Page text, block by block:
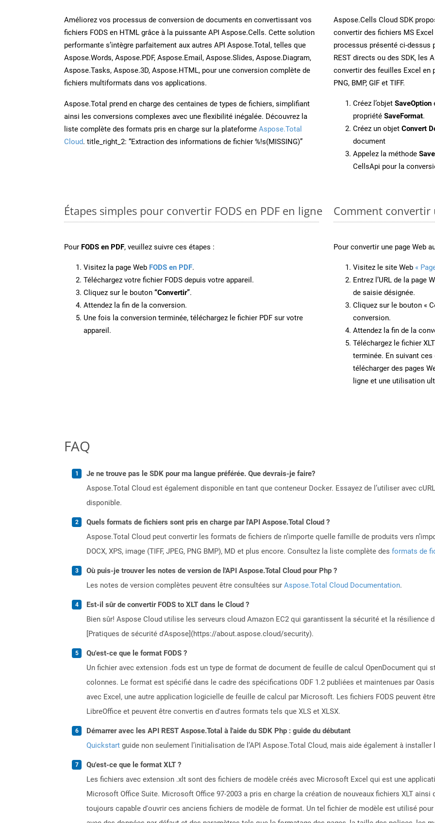
Améliorez vos processus de conversion de documents en convertissant vos
fichiers FODS en HTML grâce à la puissante API Aspose.Cells. Cette solution
performante s’intègre parfaitement aux autres API Aspose.Total, telles que
Aspose.Words, Aspose.PDF, Aspose.Email, Aspose.Slides, Aspose.Diagram,
Aspose.Tasks, Aspose.3D, Aspose.HTML, pour une conversion complète de
fichiers multiformats dans vos applications.
Aspose.Total prend en charge des centaines de types de fichiers, simplifiant
ainsi les conversions complexes avec une flexibilité inégalée. Découvrez la
liste complète des formats pris en charge sur la plateforme Aspose.Total
Cloud. title_right_2: “Extraction des informations de fichier %!s(MISSING)”
Aspose.Cells Cloud SDK
convertir des fichiers MS
processus présenté ci-dessus
REST directs ou des SDK, les
convertir des feuilles Excel en
PNG, BMP, GIF et TIFF.
Créez l’objet SaveOption
propriété SaveFormat.
Créez un objet Convert
document
Appelez la méthode
CellsApi pour la
Étapes simples pour convertir FODS en PDF en ligne
Pour FODS en PDF, veuillez suivre ces étapes :
Visitez la page Web FODS en PDF.
Téléchargez votre fichier FODS depuis votre appareil.
Cliquez sur le bouton “Convertir”.
Attendez la fin de la conversion.
Une fois la conversion terminée, téléchargez le fichier PDF sur votre
appareil.
Comment convertir
Pour convertir une page Web
Visitez le site Web «
Entrez l’URL de la page
de saisie désignée.
Cliquez sur le bouton «
conversion.
Attendez la fin de la
Téléchargez le fichier
terminée. En suivant
télécharger des pages
ligne et une utilisation
FAQ
Je ne trouve pas le SDK pour ma langue préférée. Que devrais-je faire?
Aspose.Total Cloud est également disponible en tant que conteneur Docker. Essayez de l’utiliser avec
disponible.
Quels formats de fichiers sont pris en charge par l'API Aspose.Total Cloud ?
Aspose.Total Cloud peut convertir les formats de fichiers de n’importe quelle famille de produits vers
DOCX, XPS, image (TIFF, JPEG, PNG BMP), MD et plus encore. Consultez la liste complète des formats de
Où puis-je trouver les notes de version de l'API Aspose.Total Cloud pour Php ?
Les notes de version complètes peuvent être consultées sur Aspose.Total Cloud Documentation.
Est-il sûr de convertir FODS to XLT dans le Cloud ?
Bien sûr! Aspose Cloud utilise les serveurs cloud Amazon EC2 qui garantissent la sécurité et la résilience
[Pratiques de sécurité d'Aspose](https://about.aspose.cloud/security).
Qu'est-ce que le format FODS ?
Un fichier avec extension .fods est un type de format de document de feuille de calcul OpenDocument qui
colonnes. Le format est spécifié dans le cadre des spécifications ODF 1.2 publiées et maintenues par
avec Excel, une autre application logicielle de feuille de calcul par Microsoft. Les fichiers FODS peuvent
LibreOffice et peuvent être convertis en d'autres formats tels que XLS et XLSX.
Démarrer avec les API REST Aspose.Total à l'aide du SDK Php : guide du débutant
Quickstart guide non seulement l’initialisation de l’API Aspose.Total Cloud, mais aide également à
Qu'est-ce que le format XLT ?
Les fichiers avec extension .xlt sont des fichiers de modèle créés avec Microsoft Excel qui est une
Microsoft Office Suite. Microsoft Office 97-2003 a pris en charge la création de nouveaux fichiers XLT
toujours capable d'ouvrir ces anciens fichiers de modèle de format. Un tel fichier de modèle est utilisé